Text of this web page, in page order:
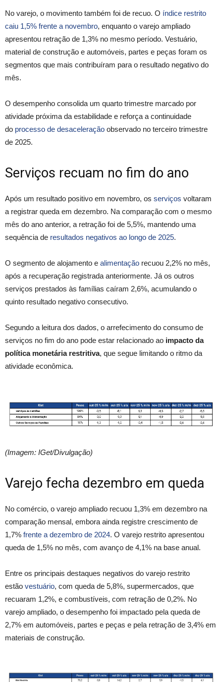
No varejo, o movimento também foi de recuo. O índice restrito
caiu 1,5% frente a novembro, enquanto o varejo ampliado
apresentou retração de 1,3% no mesmo período. Vestuário,
material de construção e automóveis, partes e peças foram os
segmentos que mais contribuíram para o resultado negativo do
mês.
O desempenho consolida um quarto trimestre marcado por
atividade próxima da estabilidade e reforça a continuidade
do processo de desaceleração observado no terceiro trimestre
de 2025.
Serviços recuam no fim do ano
Após um resultado positivo em novembro, os serviços voltaram
a registrar queda em dezembro. Na comparação com o mesmo
mês do ano anterior, a retração foi de 5,5%, mantendo uma
sequência de resultados negativos ao longo de 2025.
O segmento de alojamento e alimentação recuou 2,2% no mês,
após a recuperação registrada anteriormente. Já os outros
serviços prestados às famílias caíram 2,6%, acumulando o
quinto resultado negativo consecutivo.
Segundo a leitura dos dados, o arrefecimento do consumo de
serviços no fim do ano pode estar relacionado ao impacto da
política monetária restritiva, que segue limitando o ritmo da
atividade econômica.
(Imagem: IGet/Divulgação)
Varejo fecha dezembro em queda
No comércio, o varejo ampliado recuou 1,3% em dezembro na
comparação mensal, embora ainda registre crescimento de
1,7% frente a dezembro de 2024. O varejo restrito apresentou
queda de 1,5% no mês, com avanço de 4,1% na base anual.
Entre os principais destaques negativos do varejo restrito
estão vestuário, com queda de 5,8%, supermercados, que
recuaram 1,2%, e combustíveis, com retração de 0,2%. No
varejo ampliado, o desempenho foi impactado pela queda de
2,7% em automóveis, partes e peças e pela retração de 3,4% em
materiais de construção.